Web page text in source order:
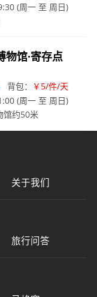
(周一 至 周日)
物馆·寄存点
背包：
￥5/件/天
(周一 至 周日)
馆约50米
关于我们
旅行问答